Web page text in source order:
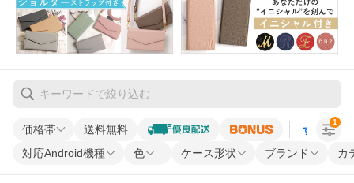
価格帯 送料無料 すべての条
対応Android機種 色 ケース形状 ブランド カ
1